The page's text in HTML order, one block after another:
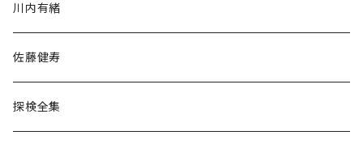
民族・風習
言語・ことば
川内有緒
佐藤健寿
探検全集